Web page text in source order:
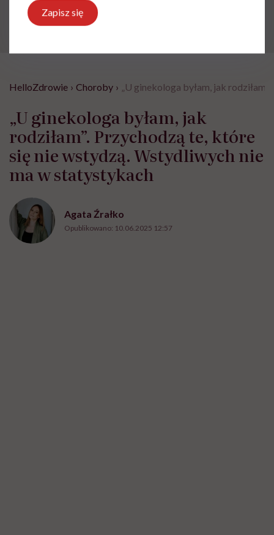
skonsultować się z lekarzem.
HelloZdrowie › Choroby › „U ginekologa byłam, jak
„U ginekologa byłam, jak
rodziłam”. Przychodzą te, które
się nie wstydzą. Wstydliwych nie
ma w statystykach
Agata Źrałko
Opublikowano: 10.06.2025 12:57
Zapisz się